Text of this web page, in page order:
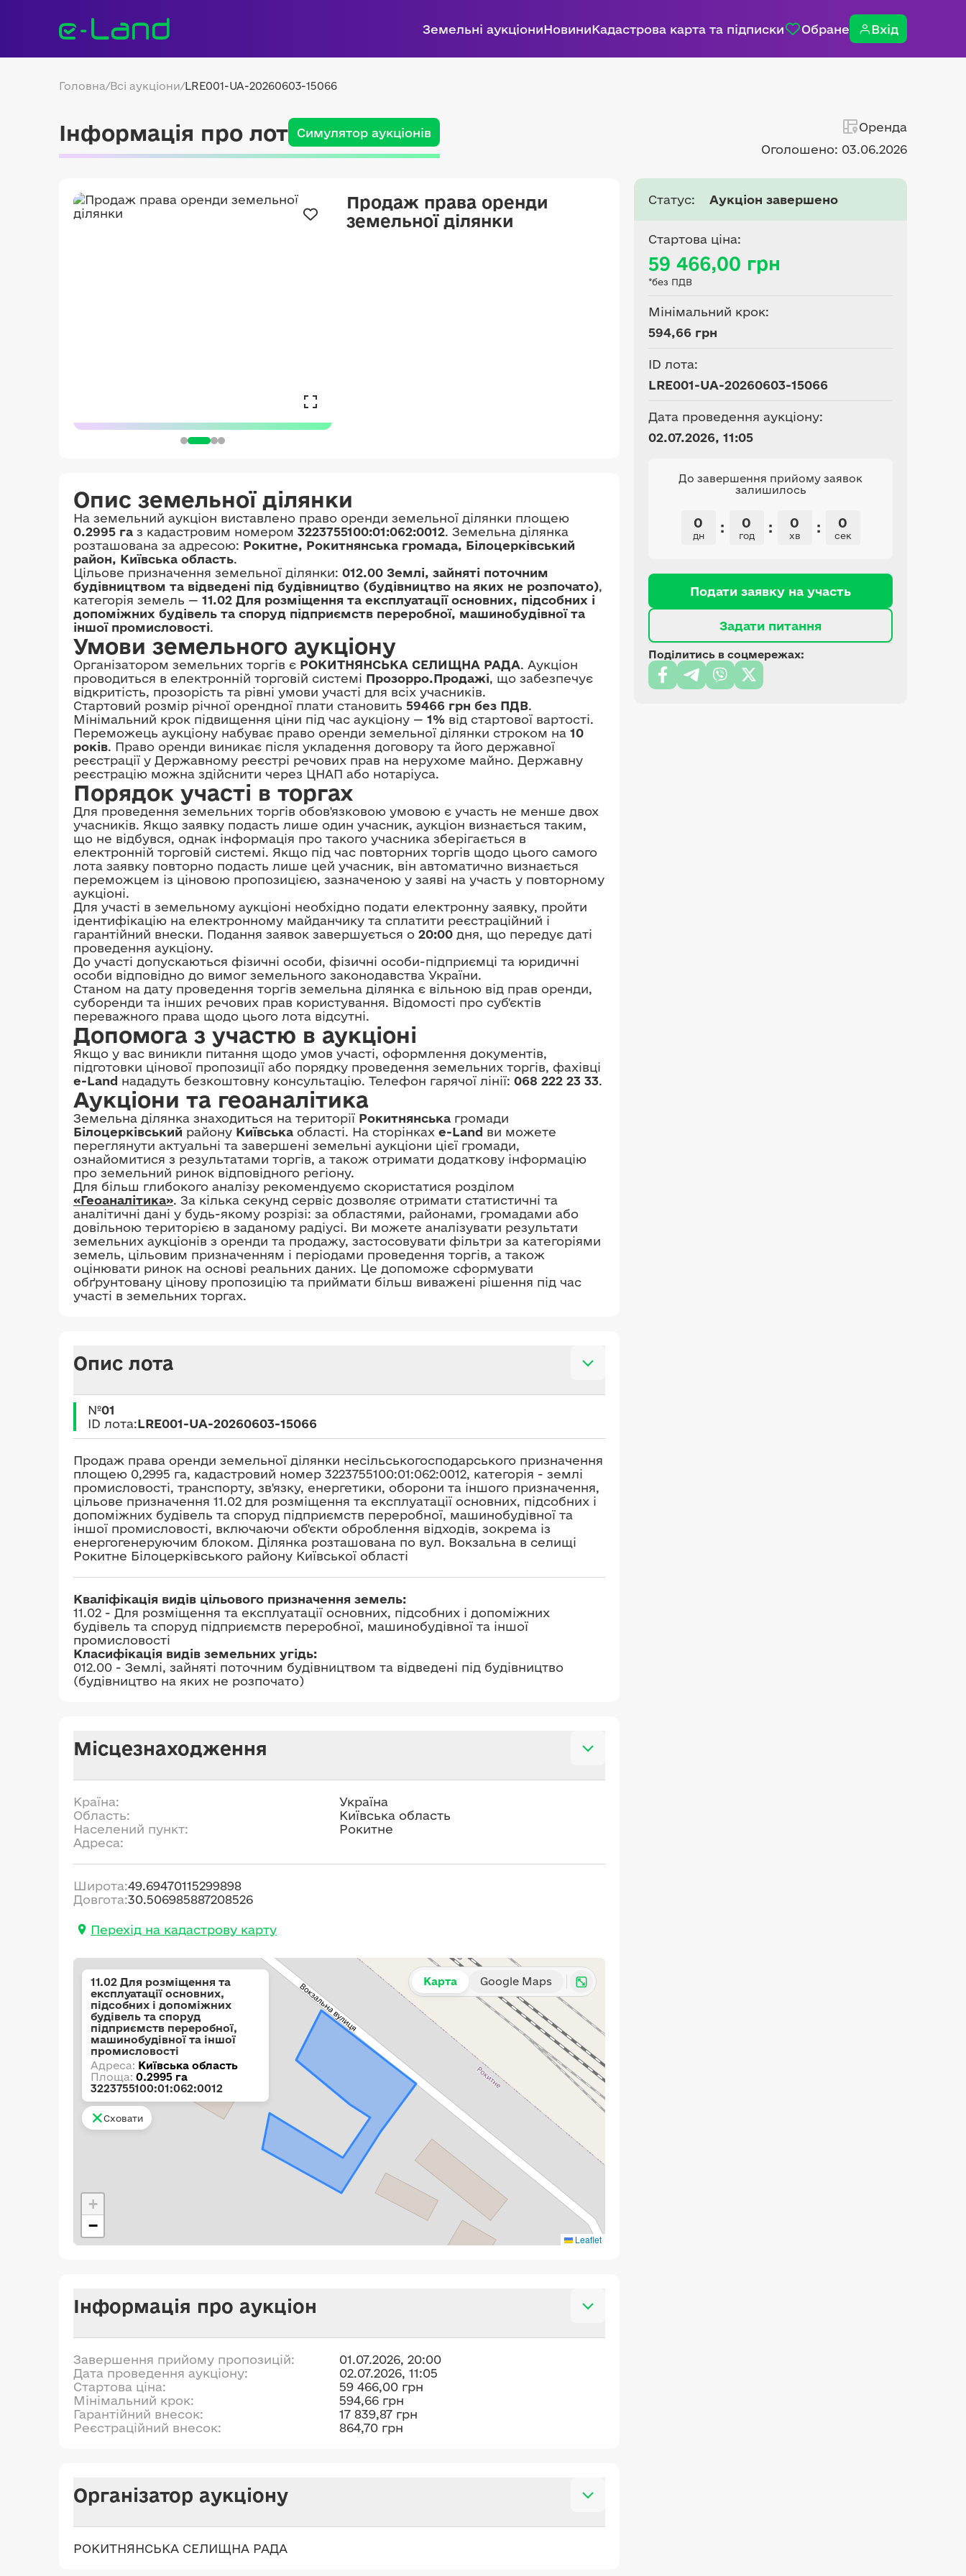
Земельні аукціониНовиниКадастрова карта та підписки Обране Вхід
Головна/Всі аукціони/LRE001-UA-20260603-15066
Інформація про лот Симулятор аукціонів
Оренда
Оголошено: 03.06.2026
Продаж права оренди
земельної ділянки
Опис земельної ділянки
На земельний аукціон виставлено право оренди земельної ділянки площею
0.2995 га з кадастровим номером 3223755100:01:062:0012. Земельна ділянка
розташована за адресою: Рокитне, Рокитнянська громада, Білоцерківський
район, Київська область.
Цільове призначення земельної ділянки: 012.00 Землі, зайняті поточним
будівництвом та відведені під будівництво (будівництво на яких не розпочато),
категорія земель — 11.02 Для розміщення та експлуатації основних, підсобних і
допоміжних будівель та споруд підприємств переробної, машинобудівної та
іншої промисловості.
Умови земельного аукціону
Організатором земельних торгів є РОКИТНЯНСЬКА СЕЛИЩНА РАДА. Аукціон
проводиться в електронній торговій системі Прозорро.Продажі, що забезпечує
відкритість, прозорість та рівні умови участі для всіх учасників.
Стартовий розмір річної орендної плати становить 59466 грн без ПДВ.
Мінімальний крок підвищення ціни під час аукціону — 1% від стартової вартості.
Переможець аукціону набуває право оренди земельної ділянки строком на 10
років. Право оренди виникає після укладення договору та його державної
реєстрації у Державному реєстрі речових прав на нерухоме майно. Державну
реєстрацію можна здійснити через ЦНАП або нотаріуса.
Порядок участі в торгах
Для проведення земельних торгів обов'язковою умовою є участь не менше двох
учасників. Якщо заявку подасть лише один учасник, аукціон визнається таким,
що не відбувся, однак інформація про такого учасника зберігається в
електронній торговій системі. Якщо під час повторних торгів щодо цього самого
лота заявку повторно подасть лише цей учасник, він автоматично визнається
переможцем із ціновою пропозицією, зазначеною у заяві на участь у повторному
аукціоні.
Для участі в земельному аукціоні необхідно подати електронну заявку, пройти
ідентифікацію на електронному майданчику та сплатити реєстраційний і
гарантійний внески. Подання заявок завершується о 20:00 дня, що передує даті
проведення аукціону.
До участі допускаються фізичні особи, фізичні особи-підприємці та юридичні
особи відповідно до вимог земельного законодавства України.
Станом на дату проведення торгів земельна ділянка є вільною від прав оренди,
суборенди та інших речових прав користування. Відомості про суб'єктів
переважного права щодо цього лота відсутні.
Допомога з участю в аукціоні
Якщо у вас виникли питання щодо умов участі, оформлення документів,
підготовки цінової пропозиції або порядку проведення земельних торгів, фахівці
e-Land нададуть безкоштовну консультацію. Телефон гарячої лінії: 068 222 23 33.
Аукціони та геоаналітика
Земельна ділянка знаходиться на території Рокитнянська громади
Білоцерківський району Київська області. На сторінках e-Land ви можете
переглянути актуальні та завершені земельні аукціони цієї громади,
ознайомитися з результатами торгів, а також отримати додаткову інформацію
про земельний ринок відповідного регіону.
Для більш глибокого аналізу рекомендуємо скористатися розділом
«Геоаналітика». За кілька секунд сервіс дозволяє отримати статистичні та
аналітичні дані у будь-якому розрізі: за областями, районами, громадами або
довільною територією в заданому радіусі. Ви можете аналізувати результати
земельних аукціонів з оренди та продажу, застосовувати фільтри за категоріями
земель, цільовим призначенням і періодами проведення торгів, а також
оцінювати ринок на основі реальних даних. Це допоможе сформувати
обґрунтовану цінову пропозицію та приймати більш виважені рішення під час
участі в земельних торгах.
Опис лота
№01
ID лота:LRE001-UA-20260603-15066
Продаж права оренди земельної ділянки несільськогосподарського призначення
площею 0,2995 га, кадастровий номер 3223755100:01:062:0012, категорія - землі
промисловості, транспорту, зв'язку, енергетики, оборони та іншого призначення,
цільове призначення 11.02 для розміщення та експлуатації основних, підсобних і
допоміжних будівель та споруд підприємств переробної, машинобудівної та
іншої промисловості, включаючи об'єкти оброблення відходів, зокрема із
енергогенеруючим блоком. Ділянка розташована по вул. Вокзальна в селищі
Рокитне Білоцерківського району Київської області
Кваліфікація видів цільового призначення земель:
11.02 - Для розміщення та експлуатації основних, підсобних і допоміжних
будівель та споруд підприємств переробної, машинобудівної та іншої
промисловості
Класифікація видів земельних угідь:
012.00 - Землі, зайняті поточним будівництвом та відведені під будівництво
(будівництво на яких не розпочато)
Місцезнаходження
Країна:
Україна
Область:
Київська область
Населений пункт:
Рокитне
Адреса:
Широта:49.69470115299898
Довгота:30.506985887208526
Перехід на кадастрову карту
Карта Google Maps
+
−
Leaflet
11.02 Для розміщення та
експлуатації основних,
підсобних і допоміжних
будівель та споруд
підприємств переробної,
машинобудівної та іншої
промисловості
Адреса: Київська область
Площа: 0.2995 га
3223755100:01:062:0012
Сховати
Інформація про аукціон
Завершення прийому пропозицій:
01.07.2026, 20:00
Дата проведення аукціону:
02.07.2026, 11:05
Стартова ціна:
59 466,00 грн
Мінімальний крок:
594,66 грн
Гарантійний внесок:
17 839,87 грн
Реєстраційний внесок:
864,70 грн
Організатор аукціону
РОКИТНЯНСЬКА СЕЛИЩНА РАДА
Статус: Аукціон завершено
Стартова ціна:
59 466,00 грн
*без ПДВ
Мінімальний крок:
594,66 грн
ID лота:
LRE001-UA-20260603-15066
Дата проведення аукціону:
02.07.2026, 11:05
До завершення прийому заявок
залишилось
0
дн : 0
год : 0
хв : 0
сек
Подати заявку на участь
Задати питання
Поділитись в соцмережах: